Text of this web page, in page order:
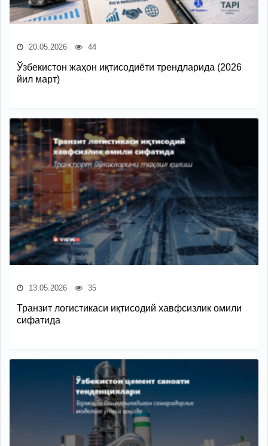
20.05.2026 44
Ўзбекистон жаҳон иқтисодиёти трендларида (2026
йил март)
13.05.2026 35
Транзит логистикаси иқтисодий хавфсизлик омили
сифатида